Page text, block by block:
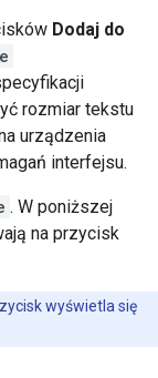
Dodaj do
rozmiar tekstu
urządzenia
interfejsu.
. W poniższej
na przycisk
wyświetla się